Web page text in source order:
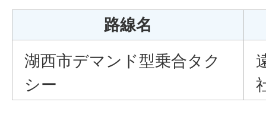
路線名
湖西市デマンド型乗合タク
シー